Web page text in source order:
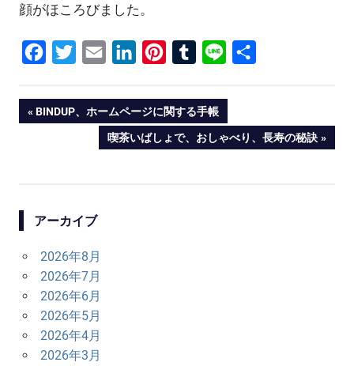
顔がほころびました。
Facebook
Twitter Email LinkedInPinterestTumblr Line
投
ゲ
ー
シ
ョ
ン
PREVIOUS
BINDUP、ホームページに関する手帳
NEXT
喫茶いばしょで、おしゃべり、長寿の秘訣
アーカイブ
2026年8月
2026年7月
2026年6月
2026年5月
2026年4月
2026年3月